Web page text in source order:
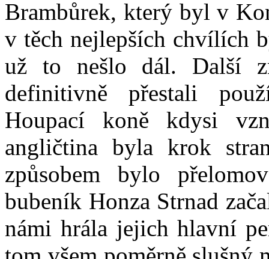
Brambůrek, který byl v
v těch nejlepších chvílích
už to nešlo dál. Další
definitivně přestali
Houpací koně kdysi
angličtina byla krok
způsobem bylo
bubeník Honza Strnad
námi hrála jejich hlavní